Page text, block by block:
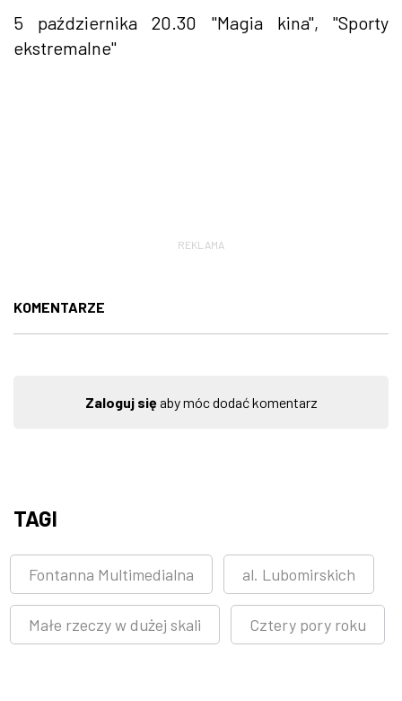
5 października 20.30 "Magia kina", "Sporty
ekstremalne"
REKLAMA
KOMENTARZE
Zaloguj sięaby móc dodać komentarz
TAGI
Fontanna Multimedialna al. Lubomirskich
Małe rzeczy w dużej skali Cztery pory roku